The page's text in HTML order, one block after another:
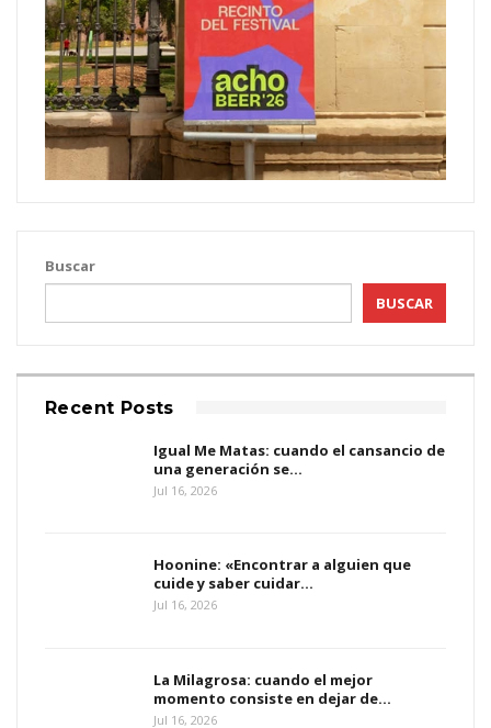
Buscar
BUSCAR
Recent Posts
Igual Me Matas: cuando el cansancio de
una generación se…
Jul 16, 2026
Hoonine: «Encontrar a alguien que
cuide y saber cuidar…
Jul 16, 2026
La Milagrosa: cuando el mejor
momento consiste en dejar de…
Jul 16, 2026